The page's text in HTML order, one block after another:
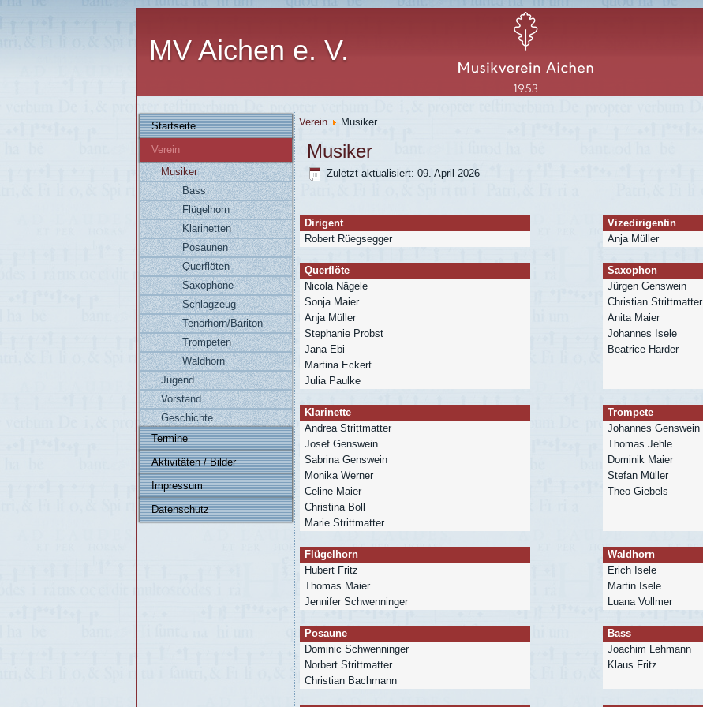
MV Aichen e. V.
Startseite
Verein
Musiker
Bass
Flügelhorn
Klarinetten
Posaunen
Querflöten
Saxophone
Schlagzeug
Tenorhorn/Bariton
Trompeten
Waldhorn
Jugend
Vorstand
Geschichte
Termine
Aktivitäten / Bilder
Impressum
Datenschutz
Verein Musiker
Musiker
Zuletzt aktualisiert: 09. April 2026
Dirigent
Vizedirigentin
Robert Rüegsegger
Anja Müller
Querflöte
Saxophon
Nicola Nägele
Jürgen Genswein
Sonja Maier
Christian Strittmatter
Anja Müller
Anita Maier
Stephanie Probst
Johannes Isele
Jana Ebi
Beatrice Harder
Martina Eckert
Julia Paulke
Klarinette
Trompete
Andrea Strittmatter
Johannes Genswein
Josef Genswein
Thomas Jehle
Sabrina Genswein
Dominik Maier
Monika Werner
Stefan Müller
Celine Maier
Theo Giebels
Christina Boll
Marie Strittmatter
Flügelhorn
Waldhorn
Hubert Fritz
Erich Isele
Thomas Maier
Martin Isele
Jennifer Schwenninger
Luana Vollmer
Posaune
Bass
Dominic Schwenninger
Joachim Lehmann
Norbert Strittmatter
Klaus Fritz
Christian Bachmann